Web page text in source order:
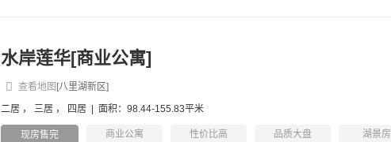
水岸莲华[商业公寓]
[八里湖新区]
查看地图
二居 ， 三居 ， 四居 面积：98.44-155.83平米
现房售完 商业公寓 性价比高 品质大盘
湖景房